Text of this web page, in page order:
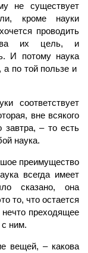
не существует
кроме науки
проводить
их цель, и
И потому наука
а по той пользе и
соответствует
вне всякого
завтра, – то есть
наука.
преимущество
всегда имеет
сказано, она
то, что остается
преходящее
с ним.
вещей, – какова